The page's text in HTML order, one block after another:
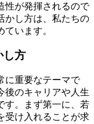
性が発揮されるので
かし方は、私たちの
います。
し方
に重要なテーマで
後のキャリアや人生
す。まず第一に、若
受け入れることが求